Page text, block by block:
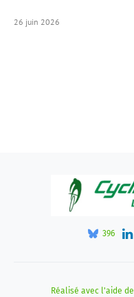
26 juin 2026
396
Réalisé avec l'aide de